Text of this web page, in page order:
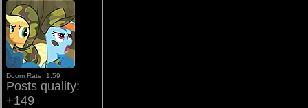
Doom Rate: 1.59
Posts quality:
+149